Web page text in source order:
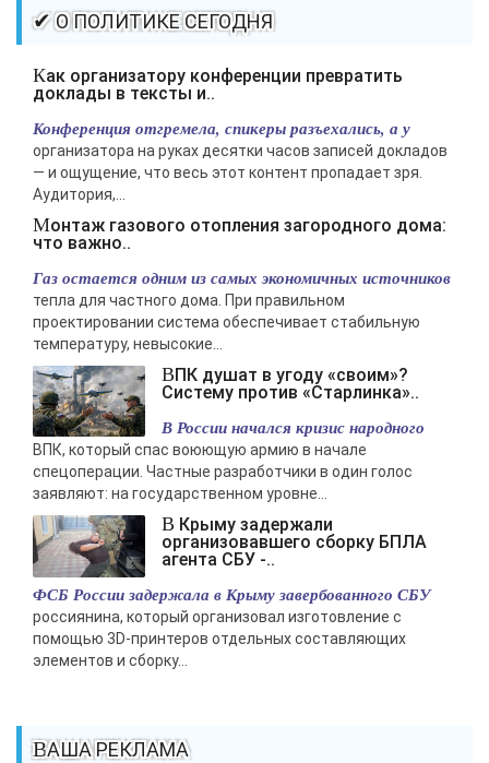
-- Самое большое богатство — это ум. Самая большая нищета —
глупость. Из всех страхов самый пугающий — самолюбование.
-- Лучшее, что можно сделать с хорошим советом, это пропустить его
мимо ушей. Он никогда не бывает полезен никому, кроме того, кто его
-- Люблю давать советы и очень не люблю, когда их дают мне.
✔ О ПОЛИТИКЕ СЕГОДНЯ
Как организатору конференции превратить
доклады в тексты и..
Конференция отгремела, спикеры разъехались, а у
организатора на руках десятки часов записей докладов
— и ощущение, что весь этот контент пропадает зря.
Аудитория,...
Монтаж газового отопления загородного дома:
что важно..
Газ остается одним из самых экономичных источников
тепла для частного дома. При правильном
проектировании система обеспечивает стабильную
температуру, невысокие...
ВПК душат в угоду «своим»?
Систему против «Старлинка»..
В России начался кризис народного
ВПК, который спас воюющую армию в начале
спецоперации. Частные разработчики в один голос
заявляют: на государственном уровне...
В Крыму задержали
организовавшего сборку БПЛА
агента СБУ -..
ФСБ России задержала в Крыму завербованного СБУ
россиянина, который организовал изготовление с
помощью 3D-принтеров отдельных составляющих
элементов и сборку...
ВАША РЕКЛАМА